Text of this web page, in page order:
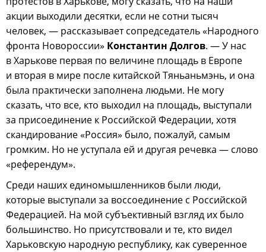
акции выходили десятки, если не сотни тысяч
человек, — рассказывает сопредседатель «Народного
фронта Новороссии» Константин Долгов. — У нас
в Харькове первая по величине площадь в Европе
и вторая в мире после китайской Тяньаньмэнь, и она
была практически заполнена людьми. Не могу
сказать, что все, кто выходил на площадь, выступали
за присоединение к Российской Федерации, хотя
скандирование «Россия» было, пожалуй, самым
громким. Но не уступала ей и другая речевка — слово
«референдум».
Среди наших единомышленников были люди,
которые выступали за воссоединение с Российской
Федерацией. На мой субъективный взгляд их было
большинство. Но присутствовали и те, кто видел
Харьковскую народную республику, как суверенное